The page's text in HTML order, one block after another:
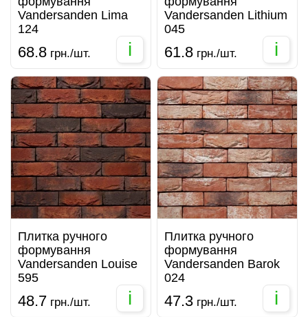
Vandersanden Lima
124
68.8 грн./шт. i
Vandersanden Lithium
045
61.8 грн./шт. i
Плитка ручного
формування
Vandersanden Louise
595
48.7 грн./шт. i
Плитка ручного
формування
Vandersanden Barok
024
47.3 грн./шт. i